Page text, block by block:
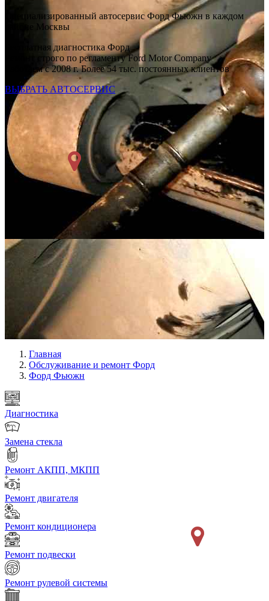
Специализированный автосервис Форд Фьюжн в каждом
районе Москвы
Бесплатная диагностика Форд
Ремонт строго по регламенту Ford Motor Company
Работаем с 2008 г. Более 54 тыс. постоянных клиентов
ВЫБРАТЬ АВТОСЕРВИС
Главная
Обслуживание и ремонт Форд
Форд Фьюжн
Диагностика
Замена стекла
Ремонт АКПП, МКПП
Ремонт двигателя
Ремонт кондиционера
Ремонт подвески
Ремонт рулевой системы